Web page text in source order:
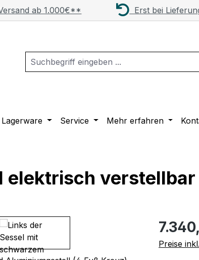
ab 1.000€** Erst bei
Lagerware Service Mehr erfahren
elektrisch
Regulärer
Preise